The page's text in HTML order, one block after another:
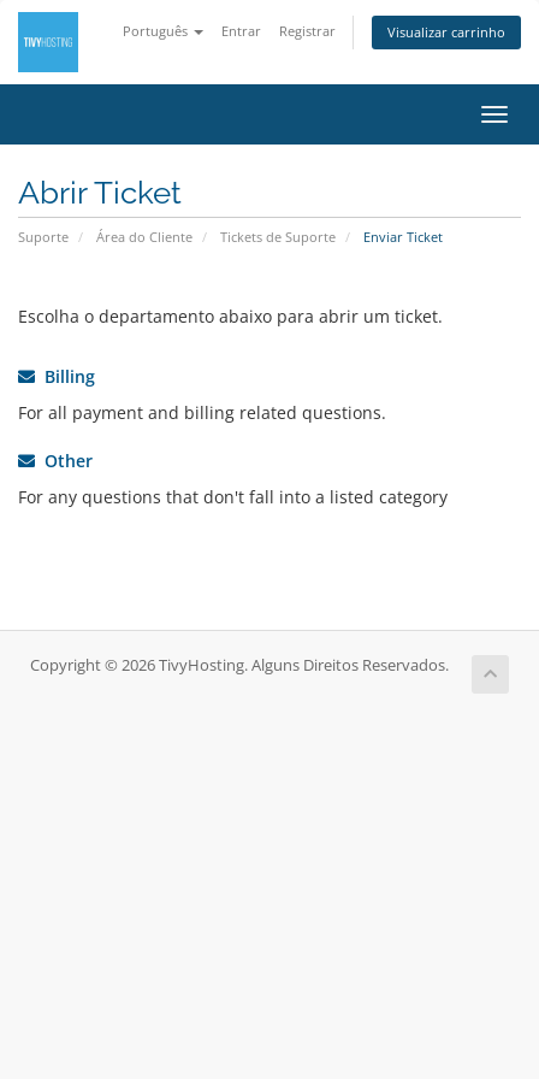
Português Entrar Registrar Visualizar carrinho
Abrir Ticket
Suporte Área do Cliente Tickets de Suporte Enviar Ticket
Escolha o departamento abaixo para abrir um ticket.
Billing
For all payment and billing related questions.
Other
For any questions that don't fall into a listed category
Copyright © 2026 TivyHosting. Alguns Direitos Reservados.